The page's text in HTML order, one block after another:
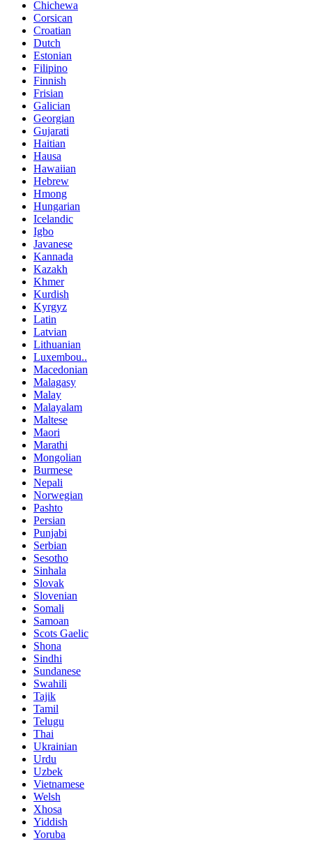
Chichewa
Corsican
Croatian
Dutch
Estonian
Filipino
Finnish
Frisian
Galician
Georgian
Gujarati
Haitian
Hausa
Hawaiian
Hebrew
Hmong
Hungarian
Icelandic
Igbo
Javanese
Kannada
Kazakh
Khmer
Kurdish
Kyrgyz
Latin
Latvian
Lithuanian
Luxembou..
Macedonian
Malagasy
Malay
Malayalam
Maltese
Maori
Marathi
Mongolian
Burmese
Nepali
Norwegian
Pashto
Persian
Punjabi
Serbian
Sesotho
Sinhala
Slovak
Slovenian
Somali
Samoan
Scots Gaelic
Shona
Sindhi
Sundanese
Swahili
Tajik
Tamil
Telugu
Thai
Ukrainian
Urdu
Uzbek
Vietnamese
Welsh
Xhosa
Yiddish
Yoruba